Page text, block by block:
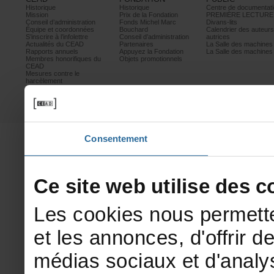
Consentement
Historique
Mission
Conseild’administration
Équipeetcoordonnées
S’inscrireàl’infolettre
ActualitésduCEAD
Rapportsannuels
Membreshonorifiquesdu
CEAD
Mesurescontrele
harcèlement
Politiquedeconfidentialité
Partenaires
Historique
PrixdelaFondation
FondsMichelMarc
Bouchard
Conseild’administration
Partenaires
AppuyezlaFondation
Objetspromotionnels
PREMIÈRELECTURE
Divans-lits
autrices